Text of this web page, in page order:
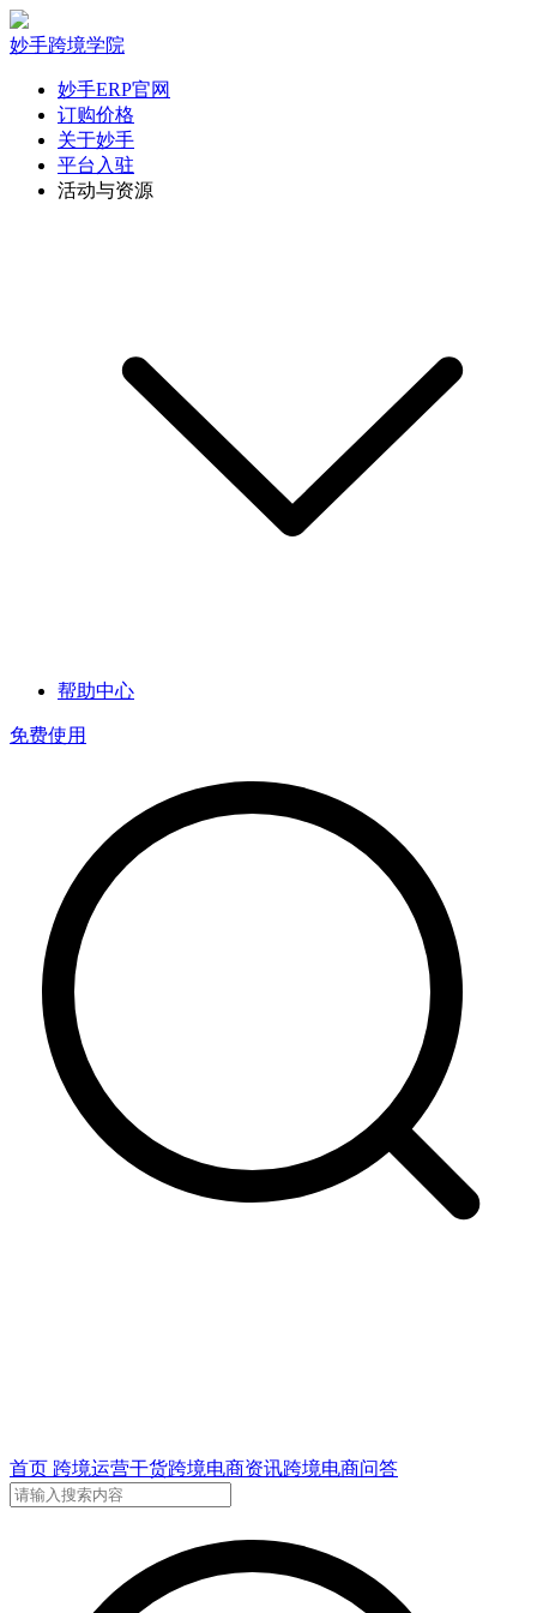
妙手跨境学院
妙手ERP官网
订购价格
关于妙手
平台入驻
活动与资源
帮助中心
免费使用
首页 跨境运营干货跨境电商资讯跨境电商问答